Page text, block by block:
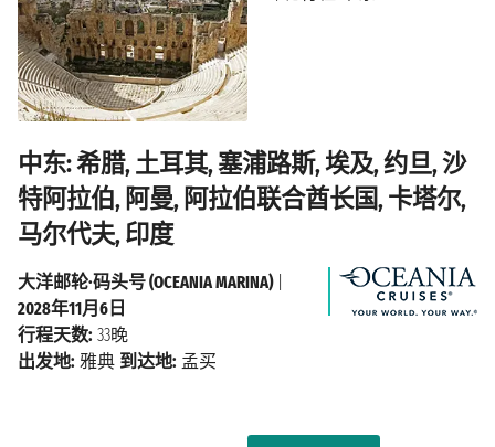
中东: 希腊, 土耳其, 塞浦路斯, 埃及, 约旦, 沙
特阿拉伯, 阿曼, 阿拉伯联合酋长国, 卡塔尔,
马尔代夫, 印度
大洋邮轮·码头号 (OCEANIA MARINA)|
2028年11月6日
行程天数: 33晚
出发地: 雅典 到达地: 孟买